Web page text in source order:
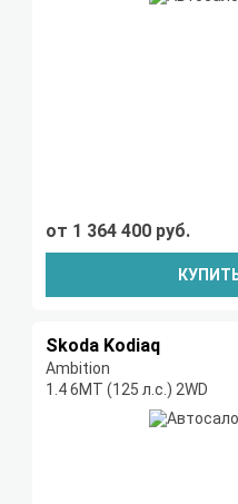
от 1 364 400 руб.
Skoda Kodiaq
Ambition
1.4 6МТ (125 л.с.) 2WD